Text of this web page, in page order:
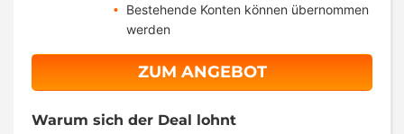
Bestehende Konten können übernommen
werden
ZUM ANGEBOT
Warum sich der Deal lohnt